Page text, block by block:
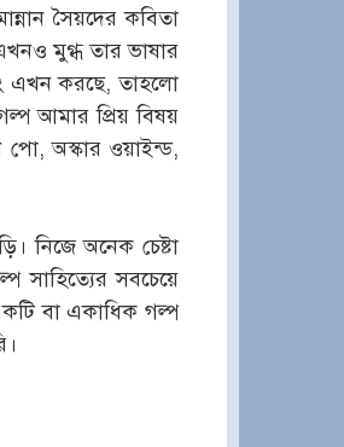
সৈয়দের কবিতা
মুগ্ধ তার ভাষার
এখন করছে, তাহলো
আমার প্রিয় বিষয়
অস্কার ওয়াইন্ড,
নিজে অনেক চেষ্টা
সাহিত্যের সবচেয়ে
বা একাধিক গল্প